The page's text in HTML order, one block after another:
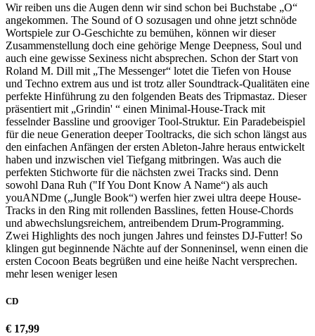
Wir reiben uns die Augen denn wir sind schon bei Buchstabe „O“
angekommen. The Sound of O sozusagen und ohne jetzt schnöde
Wortspiele zur O-Geschichte zu bemühen, können wir dieser
Zusammenstellung doch eine gehörige Menge Deepness, Soul und
auch eine gewisse Sexiness nicht absprechen. Schon der Start von
Roland M. Dill mit „The Messenger“ lotet die Tiefen von House
und Techno extrem aus und ist trotz aller Soundtrack-Qualitäten eine
perfekte Hinführung zu den folgenden Beats des Tripmastaz. Dieser
präsentiert mit „Grindin' “ einen Minimal-House-Track mit
fesselnder Bassline und grooviger Tool-Struktur. Ein Paradebeispiel
für die neue Generation deeper Tooltracks, die sich schon längst aus
den einfachen Anfängen der ersten Ableton-Jahre heraus entwickelt
haben und inzwischen viel Tiefgang mitbringen. Was auch die
perfekten Stichworte für die nächsten zwei Tracks sind. Denn
sowohl Dana Ruh ("If You Dont Know A Name“) als auch
youANDme („Jungle Book“) werfen hier zwei ultra deepe House-
Tracks in den Ring mit rollenden Basslines, fetten House-Chords
und abwechslungsreichem, antreibendem Drum-Programming.
Zwei Highlights des noch jungen Jahres und feinstes DJ-Futter! So
klingen gut beginnende Nächte auf der Sonneninsel, wenn einen die
ersten Cocoon Beats begrüßen und eine heiße Nacht versprechen.
mehr lesen weniger lesen
CD
€ 17,99